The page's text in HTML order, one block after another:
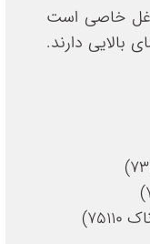
خاصی است
بالایی دارند.